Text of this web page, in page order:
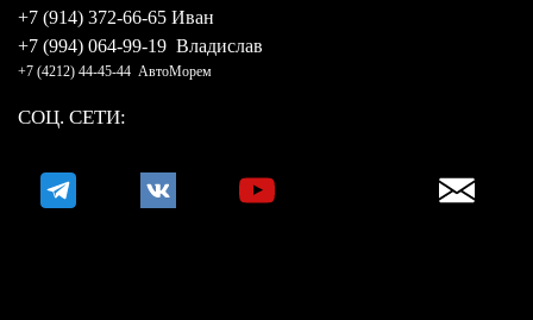
+7 (914) 372-66-65 Иван
+7 (994) 064-99-19 Владислав
+7 (4212) 44-45-44 АвтоМорем
СОЦ. СЕТИ: